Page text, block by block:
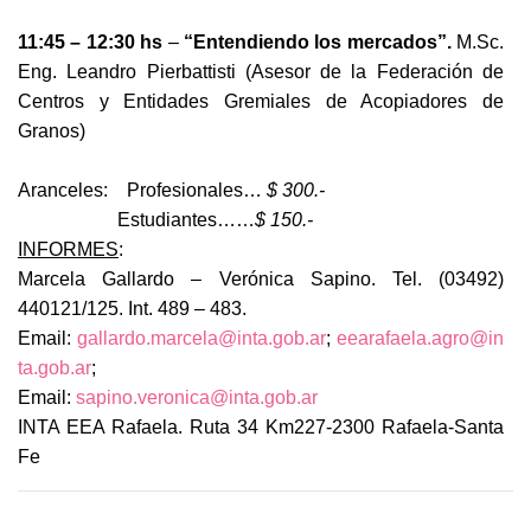
11:45 – 12:30 hs – “Entendiendo los mercados”. M.Sc.
Eng. Leandro Pierbattisti (Asesor de la Federación de
Centros y Entidades Gremiales de Acopiadores de
Granos)
Aranceles: Profesionales… $ 300.-
Estudiantes……$ 150.-
INFORMES:
Marcela Gallardo – Verónica Sapino. Tel. (03492)
440121/125. Int. 489 – 483.
Email: gallardo.marcela@inta.gob.ar; eearafaela.agro@in
ta.gob.ar;
Email: sapino.veronica@inta.gob.ar
INTA EEA Rafaela. Ruta 34 Km227-2300 Rafaela-Santa
Fe